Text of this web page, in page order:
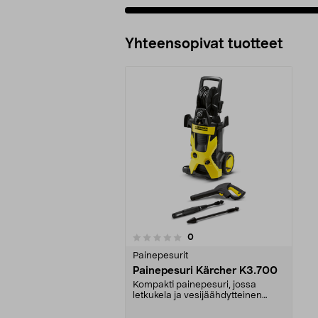
Yhteensopivat tuotteet
0arvostelut
Painepesurit
Painepesuri Kärcher K3.700
Kompakti painepesuri, jossa
letkukela ja vesijäähdytteinen